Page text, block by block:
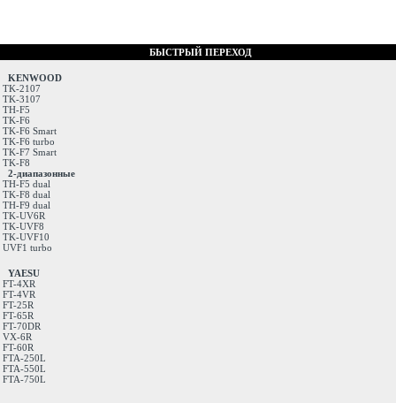
БЫСТРЫЙ ПЕРЕХОД
KENWOOD
TK-2107
TK-3107
TH-F5
TK-F6
TK-F6 Smart
TK-F6 turbo
TK-F7 Smart
TK-F8
2-диапазонные
TH-F5 dual
TK-F8 dual
TH-F9 dual
TK-UV6R
TK-UVF8
TK-UVF10
UVF1 turbo
YAESU
FT-4XR
FT-4VR
FT-25R
FT-65R
FT-70DR
VX-6R
FT-60R
FTA-250L
FTA-550L
FTA-750L